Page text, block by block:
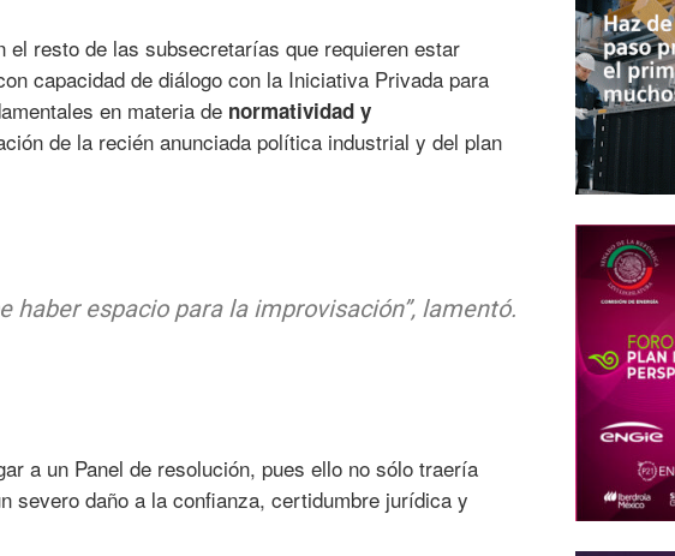
resto de las subsecretarías que requieren estar
capacidad de diálogo con la Iniciativa Privada para
en materia de normatividad y
de la recién anunciada política industrial y del plan
haber espacio para la improvisación”, lamentó.
a un Panel de resolución, pues ello no sólo traería
severo daño a la confianza, certidumbre jurídica y